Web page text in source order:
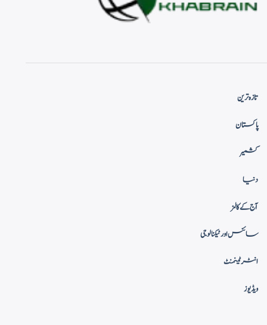
تازہ ترین
پاکستان
کشمیر
دنیا
آج کے کالمز
سائنس اور ٹیکنالوجی
انٹرٹینمنٹ
ویڈیوز